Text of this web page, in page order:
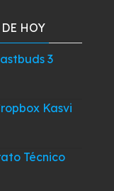
HOY
3
Kasvi
Técnico